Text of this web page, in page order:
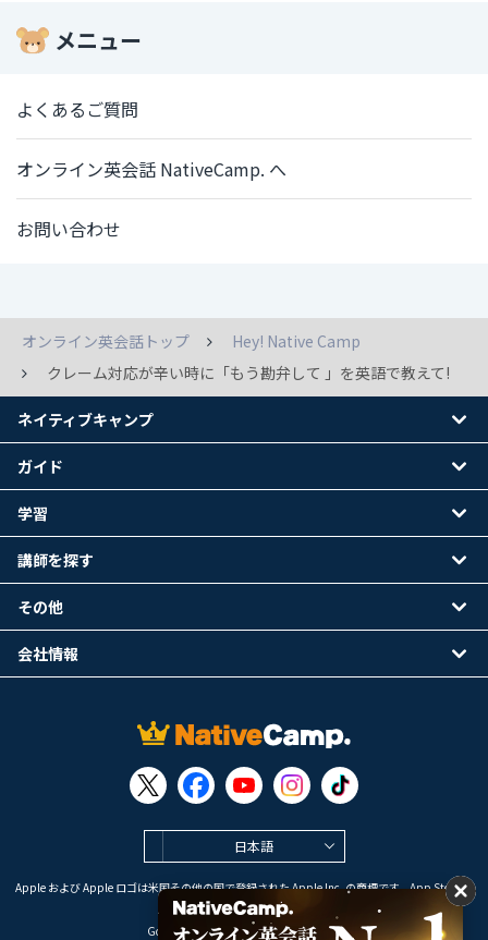
メニュー
よくあるご質問
オンライン英会話 NativeCamp. へ
お問い合わせ
オンライン英会話トップ
Hey! Native Camp
クレーム対応が辛い時に「もう勘弁して 」を英語で教えて!
日本語
Apple および Apple ロゴは米国その他の国で登録された Apple Inc. の商標です。App Store は
Apple Inc. のサービスマークです。
Google Play は Google LLC の商標です。
ネイティブキャンプ
ガイド
学習
講師を探す
その他
会社情報